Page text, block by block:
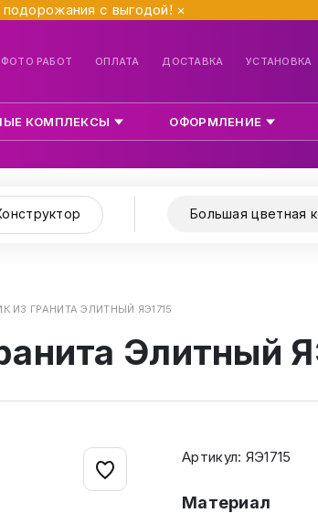
с выгодой! ×
ФОТО РАБОТ ОПЛАТА ДОСТАВКА УСТАНОВКА
КОМПЛЕКСЫ ОФОРМЛЕНИЕ
Большая цветная
ИЗ ГРАНИТА ЭЛИТНЫЙ ЯЭ1715
Элитный
Артикул: ЯЭ1715
Материал